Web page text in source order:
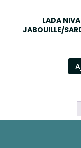
LADA
JABOUILLE/